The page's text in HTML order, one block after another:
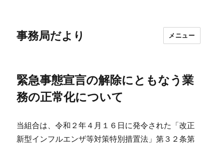
事務局だより メニュー
緊急事態宣言の解除にともなう業
務の正常化について
当組合は、令和２年４月１６日に発令された「改正
新型インフルエンザ等対策特別措置法」第３２条第